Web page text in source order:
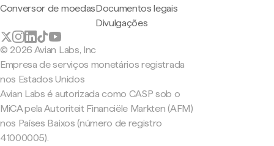
Conversor de moedasDocumentos legais
Divulgações
© 2026 Avian Labs, Inc
Empresa de serviços monetários registrada
nos Estados Unidos
Avian Labs é autorizada como CASP sob o
MiCA pela Autoriteit Financiële Markten (AFM)
nos Países Baixos (número de registro
41000005).